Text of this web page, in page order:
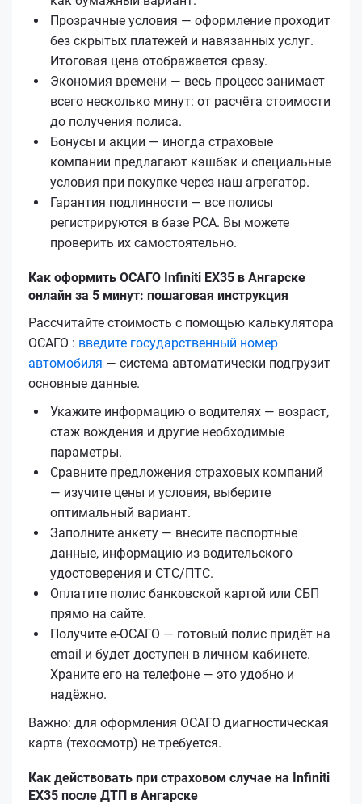
Прозрачные условия — оформление проходит
без скрытых платежей и навязанных услуг.
Итоговая цена отображается сразу.
Экономия времени — весь процесс занимает
всего несколько минут: от расчёта стоимости
до получения полиса.
Бонусы и акции — иногда страховые
компании предлагают кэшбэк и специальные
условия при покупке через наш агрегатор.
Гарантия подлинности — все полисы
регистрируются в базе РСА. Вы можете
проверить их самостоятельно.
Как оформить ОСАГО Infiniti EX35 в Ангарске
онлайн за 5 минут: пошаговая инструкция
Рассчитайте стоимость с помощью калькулятора
ОСАГО : введите государственный номер
автомобиля — система автоматически подгрузит
основные данные.
Укажите информацию о водителях — возраст,
стаж вождения и другие необходимые
параметры.
Сравните предложения страховых компаний
— изучите цены и условия, выберите
оптимальный вариант.
Заполните анкету — внесите паспортные
данные, информацию из водительского
удостоверения и СТС/ПТС.
Оплатите полис банковской картой или СБП
прямо на сайте.
Получите е‑ОСАГО — готовый полис придёт на
email и будет доступен в личном кабинете.
Храните его на телефоне — это удобно и
надёжно.
Важно: для оформления ОСАГО диагностическая
карта (техосмотр) не требуется.
Как действовать при страховом случае на Infiniti
EX35 после ДТП в Ангарске